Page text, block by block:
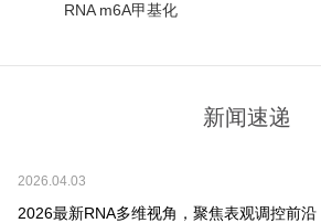
RNA m6A甲基化
新闻速递
2026.04.03
2026最新RNA多维视角，聚焦表观调控前沿